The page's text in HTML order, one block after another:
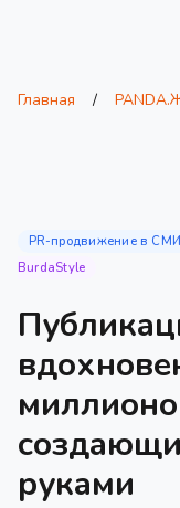
Главная /
PR-продвижение в СМИ
BurdaStyle
руками